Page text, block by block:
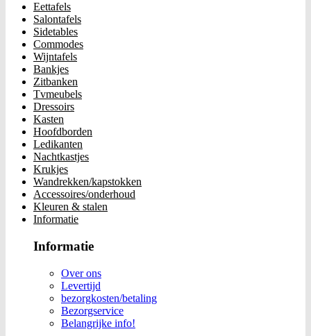
Eettafels
Salontafels
Sidetables
Commodes
Wijntafels
Bankjes
Zitbanken
Tvmeubels
Dressoirs
Kasten
Hoofdborden
Ledikanten
Nachtkastjes
Krukjes
Wandrekken/kapstokken
Accessoires/onderhoud
Kleuren & stalen
Informatie
Informatie
Over ons
Levertijd
bezorgkosten/betaling
Bezorgservice
Belangrijke info!